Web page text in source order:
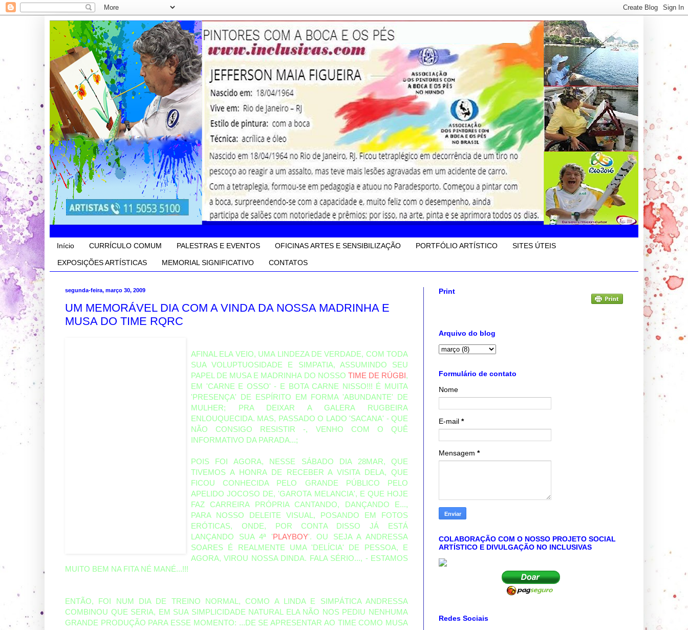
Início CURRÍCULO COMUM PALESTRAS E EVENTOS OFICINAS ARTES E SENSIBILIZAÇÃO PORTFÓLIO ARTÍSTICO SITES ÚTEIS
EXPOSIÇÕES ARTÍSTICAS MEMORIAL SIGNIFICATIVO CONTATOS
segunda-feira, março 30, 2009
UM MEMORÁVEL DIA COM A VINDA DA NOSSA MADRINHA E
MUSA DO TIME RQRC
AFINAL ELA VEIO, UMA LINDEZA DE VERDADE, COM TODA
SUA VOLUPTUOSIDADE E SIMPATIA, ASSUMINDO SEU
PAPEL DE MUSA E MADRINHA DO NOSSO TIME DE RÚGBI,
EM 'CARNE E OSSO' - E BOTA CARNE NISSO!!! É MUITA
'PRESENÇA' DE ESPÍRITO EM FORMA 'ABUNDANTE' DE
MULHER; PRA DEIXAR A GALERA RUGBEIRA
ENLOUQUECIDA. MAS, PASSADO O LADO 'SACANA' - QUE
NÃO CONSIGO RESISTIR -, VENHO COM O QUÊ
INFORMATIVO DA PARADA...;
POIS FOI AGORA, NESSE SÁBADO DIA 28MAR, QUE
TIVEMOS A HONRA DE RECEBER A VISITA DELA, QUE
FICOU CONHECIDA PELO GRANDE PÚBLICO PELO
APELIDO JOCOSO DE, 'GAROTA MELANCIA', E QUE HOJE
FAZ CARREIRA PRÓPRIA CANTANDO, DANÇANDO E...,
PARA NOSSO DELEITE VISUAL, POSANDO EM FOTOS
ERÓTICAS, ONDE, POR CONTA DISSO JÁ ESTÁ
LANÇANDO SUA 4ª 'PLAYBOY'. OU SEJA A ANDRESSA
SOARES É REALMENTE UMA 'DELÍCIA' DE PESSOA, E
AGORA, VIROU NOSSA DINDA. FALA SÉRIO..., - ESTAMOS
MUITO BEM NA FITA NÉ MANÉ...!!!
ENTÃO, FOI NUM DIA DE TREINO NORMAL, COMO A LINDA E SIMPÁTICA ANDRESSA
COMBINOU QUE SERIA, EM SUA SIMPLICIDADE NATURAL ELA NÃO NOS PEDIU NENHUMA
GRANDE PRODUÇÃO PARA ESSE MOMENTO: ...DE SE APRESENTAR AO TIME COMO MUSA
Print
Arquivo do blog
Formulário de contato
Nome
E-mail *
Mensagem *
COLABORAÇÃO COM O NOSSO PROJETO SOCIAL
ARTÍSTICO E DIVULGAÇÃO NO INCLUSIVAS
Redes Sociais